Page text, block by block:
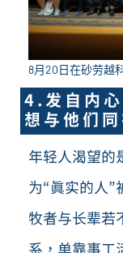
8月20日在砂劳越
4.发自内心
想与他们同
年轻人渴望的
为“真实的人”
牧者与长辈若